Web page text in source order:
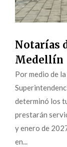
Notarías
Medellín
Por medio de
determinó los
prestarán
y enero de
en...